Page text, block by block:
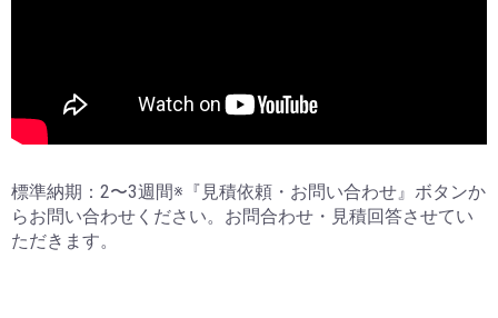
標準納期：2〜3週間※『見積依頼・お問い合わせ』ボタンか
らお問い合わせください。お問合わせ・見積回答させてい
ただきます。